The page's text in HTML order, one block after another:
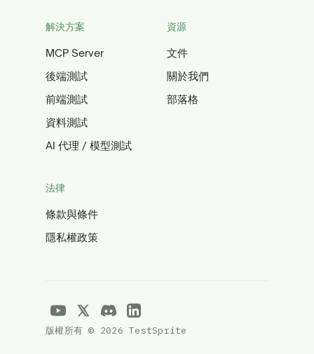
解決方案
MCP Server
後端測試
前端測試
資料測試
AI 代理 / 模型測試
資源
文件
關於我們
部落格
法律
條款與條件
隱私權政策
版權所有 © 2026 TestSprite